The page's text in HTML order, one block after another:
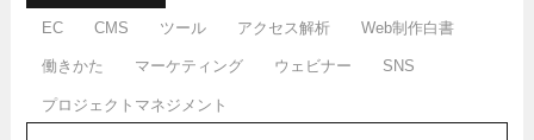
EC CMS ツール アクセス解析 Web制作白書
働きかた マーケティング ウェビナー SNS
プロジェクトマネジメント